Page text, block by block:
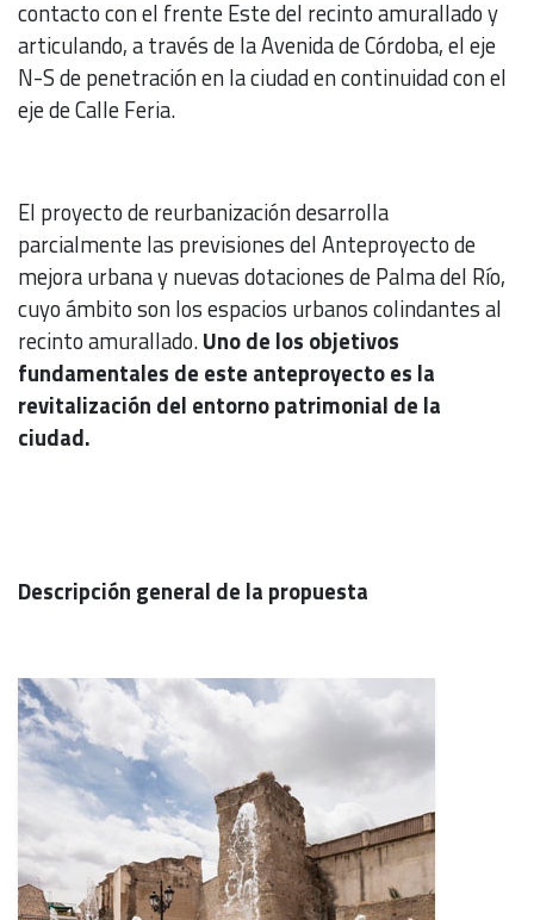
contacto con el frente Este del recinto amurallado y
articulando, a través de la Avenida de Córdoba, el eje
N-S de penetración en la ciudad en continuidad con el
eje de Calle Feria.
El proyecto de reurbanización desarrolla
parcialmente las previsiones del Anteproyecto de
mejora urbana y nuevas dotaciones de Palma del Río,
cuyo ámbito son los espacios urbanos colindantes al
recinto amurallado.Uno de los objetivos
fundamentales de este anteproyecto es la
revitalización del entorno patrimonial de la
ciudad.
Descripción general de la propuesta